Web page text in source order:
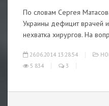
По словам Сергея
Украины дефицит врачей
нехватка хирургов. На
26.06.2014 13:28:54
5 834
3